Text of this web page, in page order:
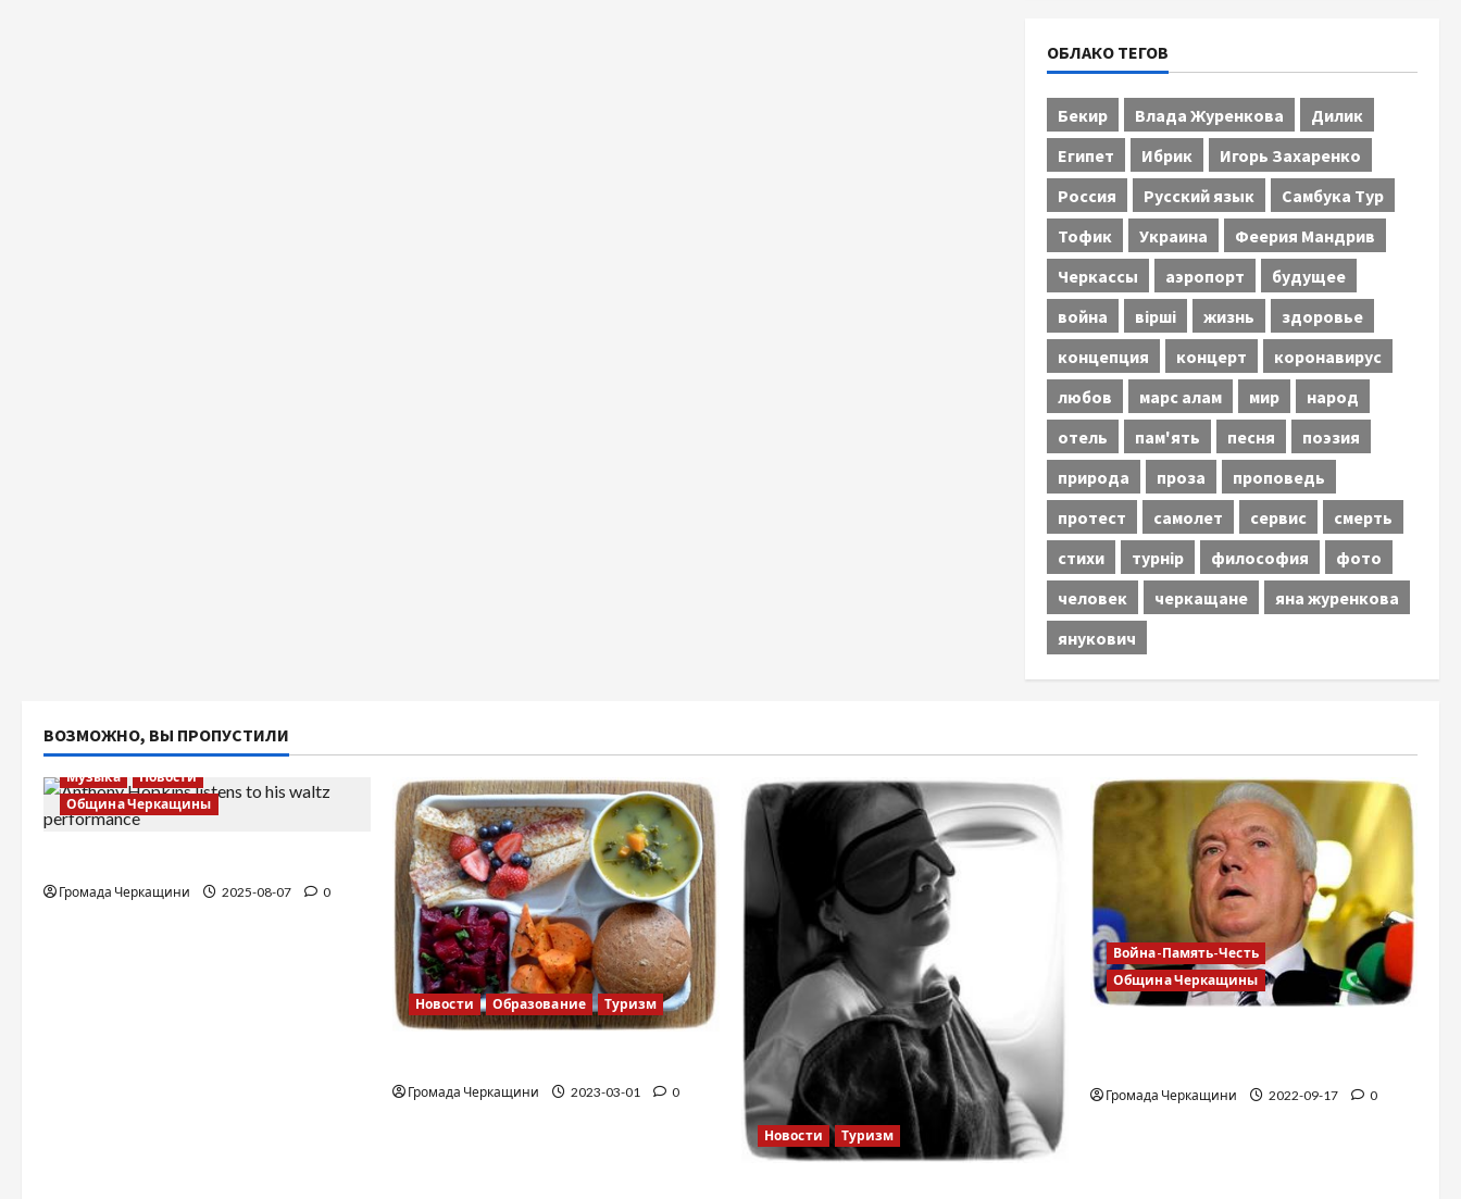
ОБЛАКО ТЕГОВ
Бекир Влада Журенкова
Дилик
Египет
Ибрик
Игорь Захаренко
Россия
Русский язык
Самбука Тур
Тофик
Украина
Феерия Мандрив
Черкассы
аэропорт
будущее
война
вірші жизнь
здоровье
концепция
концерт
коронавирус
любов
марс алам мир
народ
отель
пам'ять песня
поэзия
природа
проза
проповедь
протест
самолет сервис
смерть
стихи
турнір философия
фото
человек
черкащане
яна журенкова
янукович
ВОЗМОЖНО, ВЫ ПРОПУСТИЛИ
Музыка
Новости
Община Черкащины
Громада Черкащини 2025-08-07 0
Новости Образование Туризм
Громада Черкащини 2023-03-01 0
Новости Туризм
Война-Память-Честь
Община Черкащины
Громада Черкащини 2022-09-17 0